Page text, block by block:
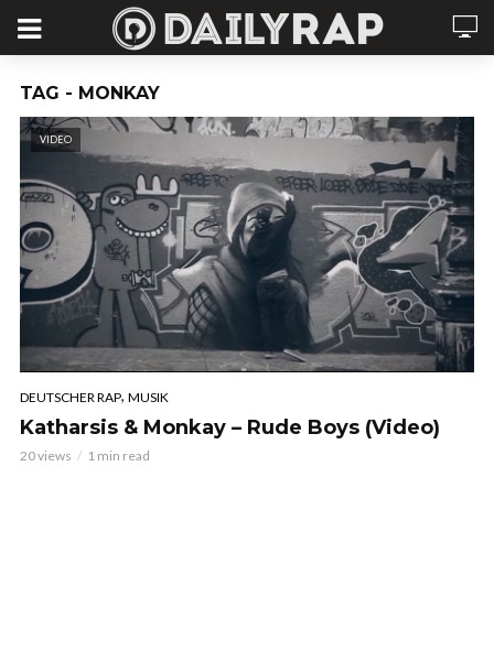
TAG - MONKAY
VIDEO
DEUTSCHER RAP, MUSIK
Katharsis & Monkay – Rude Boys (Video)
20 views 1 min read